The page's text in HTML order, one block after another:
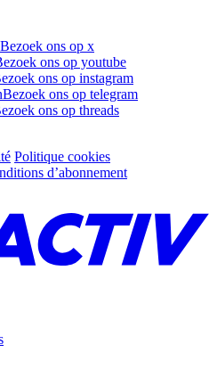
Bezoek ons op x
ons op youtube
ons op instagram
Bezoek ons op telegram
ons op threads
Politique cookies
d’abonnement